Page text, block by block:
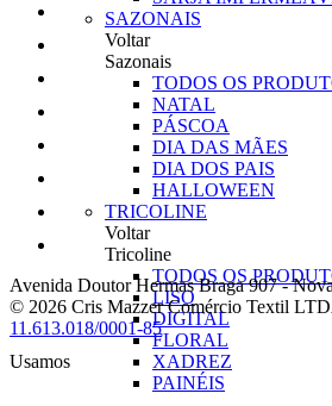
SAZONAIS
Voltar
Sazonais
TODOS OS
NATAL
PÁSCOA
DIA DAS MÃES
DIA DOS PAIS
HALLOWEEN
TRICOLINE
Voltar
Tricoline
TODOS OS
LISO
DIGITAL
FLORAL
XADREZ
PAINÉIS
Avenida Doutor Hermas Braga 907-
© 2026 Cris Mazzer Comércio Textil
11.613.018/0001-85
Usamos